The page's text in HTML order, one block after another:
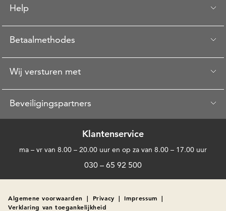
Help
Betaalmethodes
Wij versturen met
Beveiligingspartners
Klantenservice
ma – vr van 8.00 – 20.00 uur en op za van 8.00 – 17.00 uur
030 – 65 92 500
Algemene voorwaarden | Privacy | Impressum |
Verklaring van toegankelijkheid